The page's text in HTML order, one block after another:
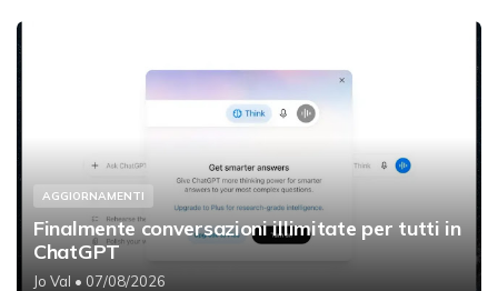
AGGIORNAMENTI
Finalmente conversazioni illimitate per tutti in
ChatGPT
Jo Val • 07/08/2026